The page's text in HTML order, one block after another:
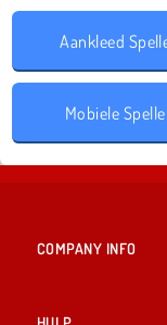
Aankleed
Mobiele
COMPANY INFO